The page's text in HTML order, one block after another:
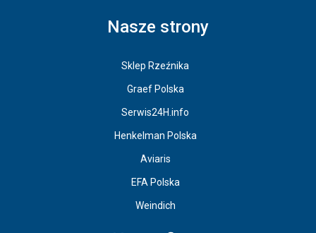
Nasze strony
Sklep Rzeźnika
Graef Polska
Serwis24H.info
Henkelman Polska
Aviaris
EFA Polska
Weindich